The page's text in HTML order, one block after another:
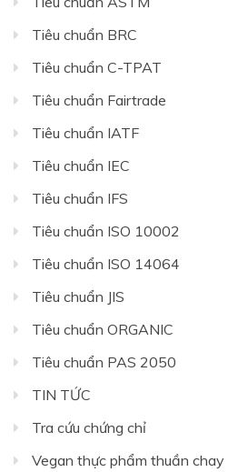
Tiêu chuẩn BRC
Tiêu chuẩn C-TPAT
Tiêu chuẩn Fairtrade
Tiêu chuẩn IATF
Tiêu chuẩn IEC
Tiêu chuẩn IFS
Tiêu chuẩn ISO 10002
Tiêu chuẩn ISO 14064
Tiêu chuẩn JIS
Tiêu chuẩn ORGANIC
Tiêu chuẩn PAS 2050
TIN TỨC
Tra cứu chứng chỉ
Vegan thực phẩm thuần chay